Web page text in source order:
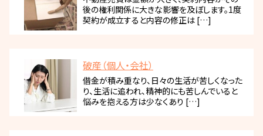
後の権利関係に大きな影響を及ぼします。1度
契約が成立すると内容の修正は […]
破産（個人・会社）
借金が積み重なり、日々の生活が苦しくなった
り、生活に追われ、精神的にも苦しんでいると
悩みを抱える方は少なくあり […]